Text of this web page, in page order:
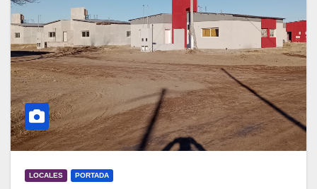
LOCALES PORTADA